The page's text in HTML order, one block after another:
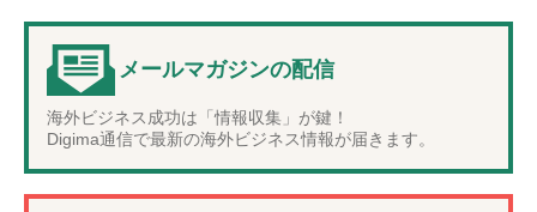
メールマガジンの配信
海外ビジネス成功は「情報収集」が鍵！
Digima通信で最新の海外ビジネス情報が届きます。